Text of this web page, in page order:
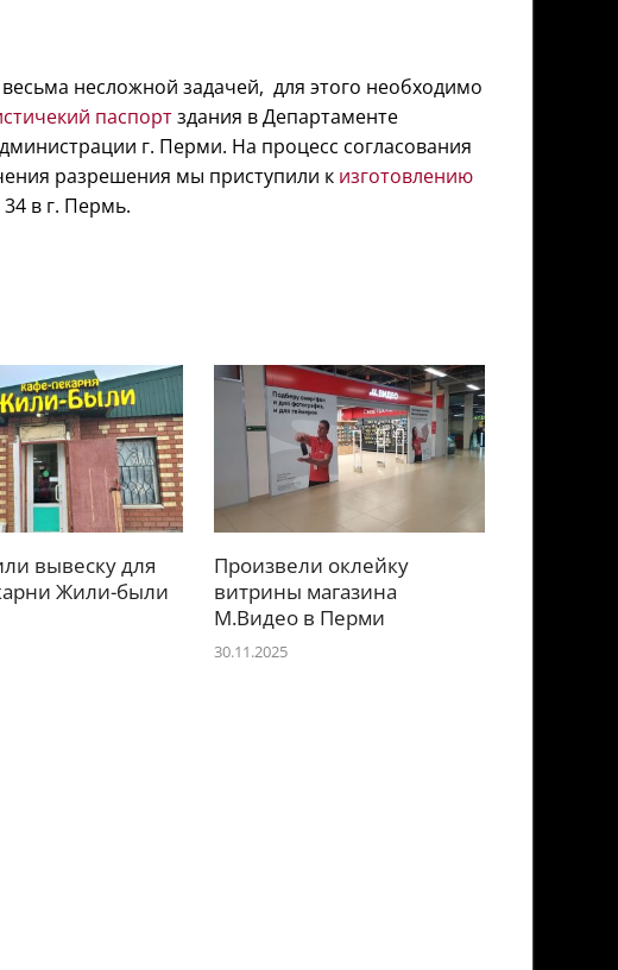
несложной задачей, для этого необходимо
паспортздания в Департаменте
г. Перми. На процесс согласования
разрешения мы приступили к изготовлению
34 в г. Пермь.
вывеску для
Жили-были
Произвели оклейку
витрины магазина
М.Видео в Перми
30.11.2025